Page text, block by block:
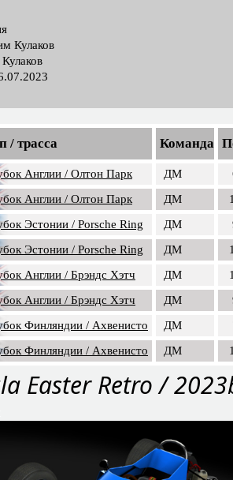
Кулаков
/ трасса Команда
Англии / Олтон Парк ДМ
Англии / Олтон Парк ДМ
Эстонии / Porsche Ring ДМ
Эстонии / Porsche Ring ДМ
Англии / Брэндс Хэтч ДМ
Англии / Брэндс Хэтч ДМ
Финляндии / Ахвенисто ДМ
Финляндии / Ахвенисто ДМ
Easter Retro /